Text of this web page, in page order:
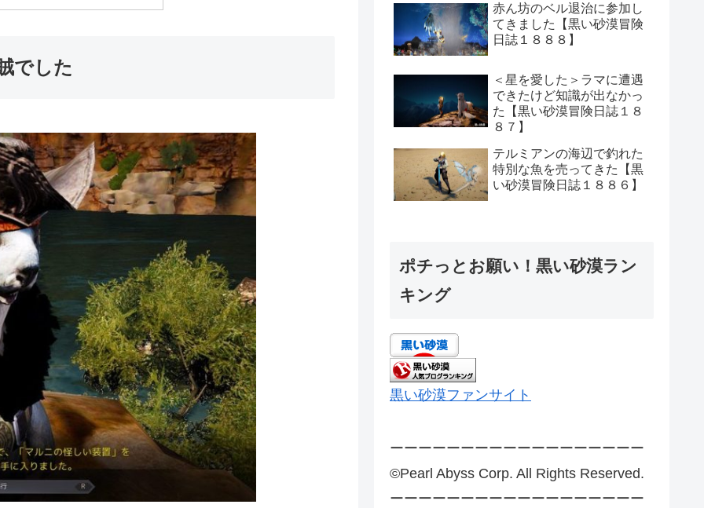
でした
赤ん坊のベル退治に参加し
てきました【黒い砂漠冒険
日誌１８８８】
＜星を愛した＞ラマに遭遇
できたけど知識が出なかっ
た【黒い砂漠冒険日誌１８
８７】
テルミアンの海辺で釣れた
特別な魚を売ってきた【黒
い砂漠冒険日誌１８８６】
ポチっとお願い！黒い砂漠ラン
キング
黒い砂漠ファンサイト
ーーーーーーーーーーーーーーーーーー
©Pearl Abyss Corp. All Rights Reserved.
ーーーーーーーーーーーーーーーーーー